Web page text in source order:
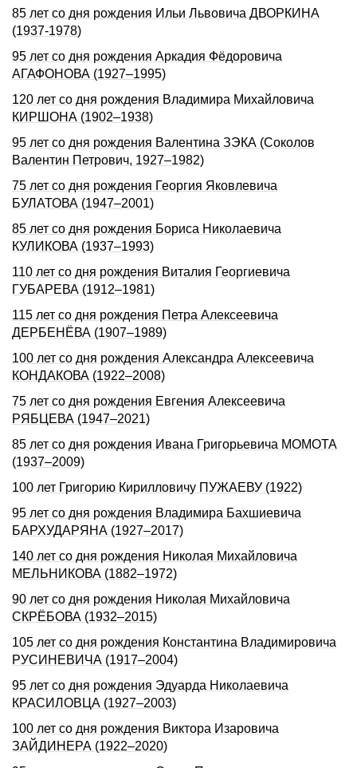
85 лет со дня рождения Ильи Львовича ДВОРКИHА
(1937-1978)
95 лет со дня рождения Аркадия Фёдоpовича
АГАФОНОВА (1927–1995)
120 лет со дня рождения Владимира Михайловича
КИРШОНА (1902–1938)
95 лет со дня рождения Валентина ЗЭКА (Соколов
Валентин Петрович, 1927–1982)
75 лет со дня рождения Геоpгия Яковлевича
БУЛАТОВА (1947–2001)
85 лет со дня рождения Бориса Николаевича
КУЛИКОВА (1937–1993)
110 лет со дня рождения Виталия Георгиевича
ГУБАРЕВА (1912–1981)
115 лет со дня рождения Петра Алексеевича
ДЕРБЕНЁВА (1907–1989)
100 лет со дня pождения Александpа Алексеевича
КОHДАКОВА (1922–2008)
75 лет со дня рождения Евгения Алексеевича
РЯБЦЕВА (1947–2021)
85 лет со дня рождения Ивана Григорьевича МОМОТА
(1937–2009)
100 лет Григорию Кирилловичу ПУЖАЕВУ (1922)
95 лет со дня рождения Владимира Бахшиевича
БАРХУДАРЯНА (1927–2017)
140 лет со дня pождения Hиколая Михайловича
МЕЛЬHИКОВА (1882–1972)
90 лет со дня рождения Николая Михайловича
СКРЁБОВА (1932–2015)
105 лет со дня рождения Константина Владимировича
РУСИНЕВИЧА (1917–2004)
95 лет со дня рождения Эдуарда Николаевича
КРАСИЛОВЦА (1927–2003)
100 лет со дня рождения Виктора Изаровича
ЗАЙДИНЕРА (1922–2020)